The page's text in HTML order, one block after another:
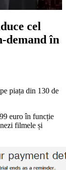
cel
demand în
piața din 130 de
euro în funcție
filmele și